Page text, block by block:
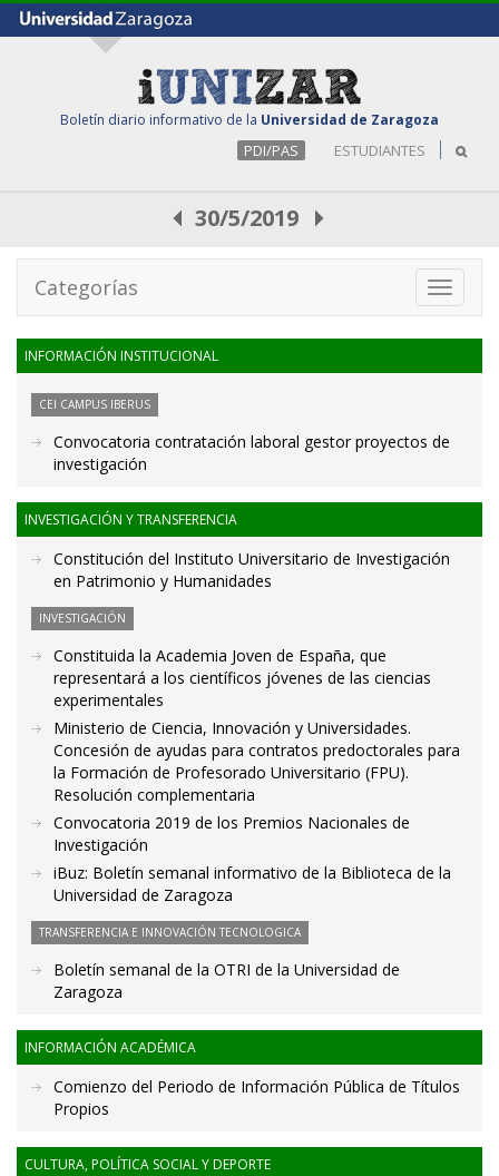
Boletín diario informativo de la Universidad de Zaragoza
PDI/PAS ESTUDIANTES
30/5/2019
Toggle
Categorías
INFORMACIÓN INSTITUCIONAL
CEI CAMPUS IBERUS
Convocatoria contratación laboral gestor proyectos de
investigación
INVESTIGACIÓN Y TRANSFERENCIA
Constitución del Instituto Universitario de Investigación
en Patrimonio y Humanidades
INVESTIGACIÓN
Constituida la Academia Joven de España, que
representará a los científicos jóvenes de las ciencias
experimentales
Ministerio de Ciencia, Innovación y Universidades.
Concesión de ayudas para contratos predoctorales para
la Formación de Profesorado Universitario (FPU).
Resolución complementaria
Convocatoria 2019 de los Premios Nacionales de
Investigación
iBuz: Boletín semanal informativo de la Biblioteca de la
Universidad de Zaragoza
TRANSFERENCIA E INNOVACIÓN TECNOLOGICA
Boletín semanal de la OTRI de la Universidad de
Zaragoza
INFORMACIÓN ACADÉMICA
Comienzo del Periodo de Información Pública de Títulos
Propios
CULTURA, POLÍTICA SOCIAL Y DEPORTE